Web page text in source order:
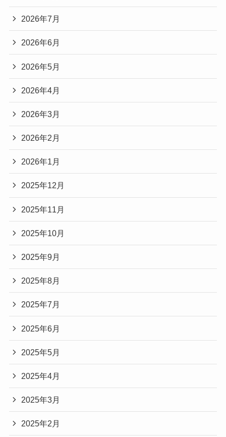
2026年7月
2026年6月
2026年5月
2026年4月
2026年3月
2026年2月
2026年1月
2025年12月
2025年11月
2025年10月
2025年9月
2025年8月
2025年7月
2025年6月
2025年5月
2025年4月
2025年3月
2025年2月